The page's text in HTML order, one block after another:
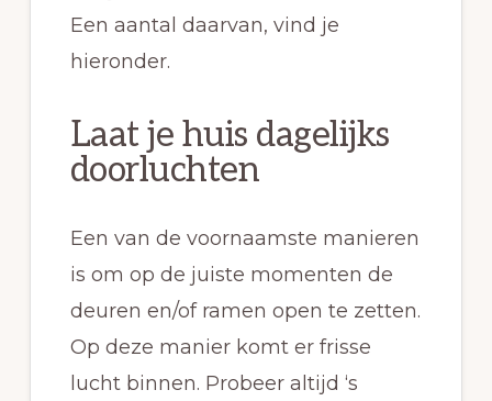
Een aantal daarvan, vind je
hieronder.
Laat je huis dagelijks
doorluchten
Een van de voornaamste manieren
is om op de juiste momenten de
deuren en/of ramen open te zetten.
Op deze manier komt er frisse
lucht binnen. Probeer altijd ‘s